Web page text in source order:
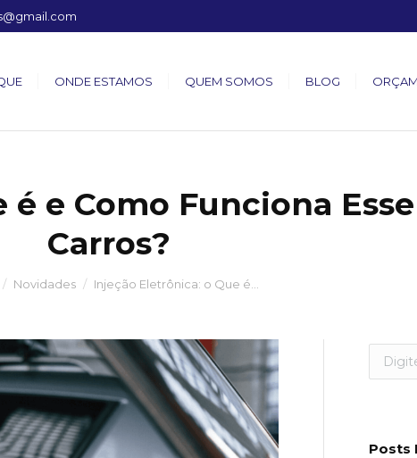
ONDE ESTAMOS QUEM SOMOS BLOG
e Como Funciona
Carros?
Novidades Injeção Eletrônica: o Que é…
Posts